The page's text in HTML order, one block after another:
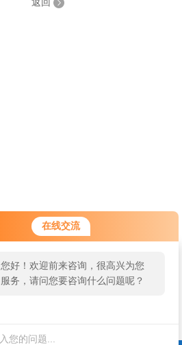
在线交流
您好！欢迎前来咨询，很高兴为您
服务，请问您要咨询什么问题呢？
您好，看您停留很久了，是否找到
了需求产品，您可以直接在线与我
返回